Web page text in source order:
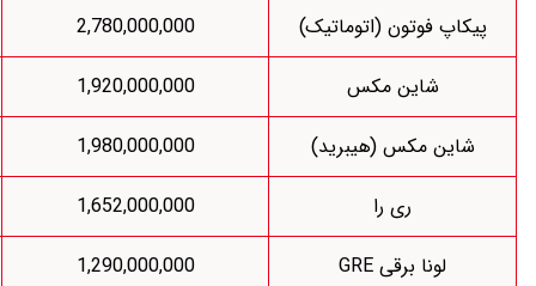
2,780,000,000
2,820,000,000
1,920,000,000
توقف فروش
1,980,000,000
توقف فروش
1,652,000,000
1,142,477,000
1,290,000,000
1,211,000,000